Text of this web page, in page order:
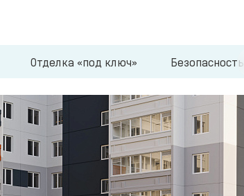
Отделка «под ключ» Безопасность